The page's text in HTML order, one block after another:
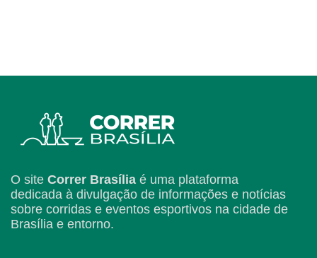
O site Correr Brasília é uma plataforma
dedicada à divulgação de informações e notícias
sobre corridas e eventos esportivos na cidade de
Brasília e entorno.